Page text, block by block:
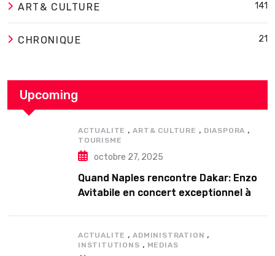
ART& CULTURE 141
CHRONIQUE 21
Upcoming
ACTUALITE ,ART& CULTURE , DIASPORA ,
TOURISME
octobre 27, 2025
Quand Naples rencontre Dakar: Enzo
Avitabile en concert exceptionnel à
ACTUALITE ,ADMINISTRATION ,
INSTITUTIONS , MEDIAS